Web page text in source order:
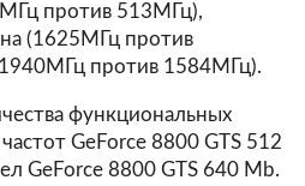
против 513МГц),
(1625МГц против
против 1584МГц).
функциональных
GeForce 8800 GTS 512
GeForce 8800 GTS 640 Mb.